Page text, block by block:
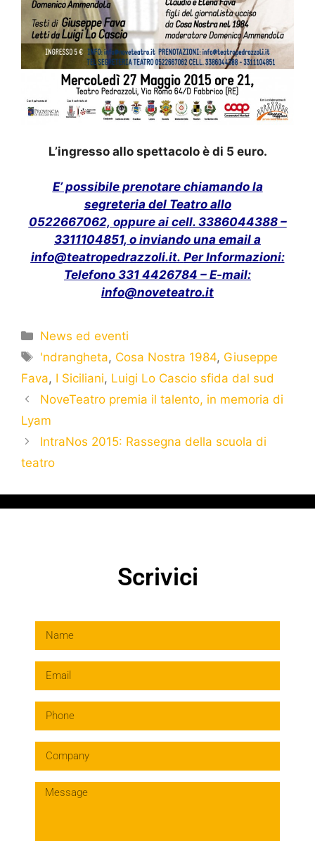
L’ingresso allo spettacolo è di 5 euro.
E’ possibile prenotare chiamando la
segreteria del Teatro allo
0522667062, oppure ai cell. 3386044388 –
3311104851, o inviando una email a
info@teatropedrazzoli.it. Per Informazioni:
Telefono 331 4426784 – E-mail:
info@noveteatro.it
News ed eventi
'ndrangheta, Cosa Nostra 1984, Giuseppe
Fava, I Siciliani, Luigi Lo Cascio sfida dal sud
NoveTeatro premia il talento, in memoria di
Lyam
IntraNos 2015: Rassegna della scuola di
teatro
Scrivici